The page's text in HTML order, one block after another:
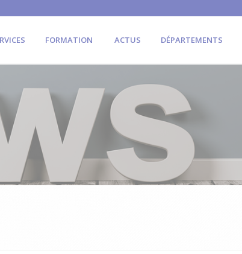
FORMATION ACTUS DÉPARTEMENTS